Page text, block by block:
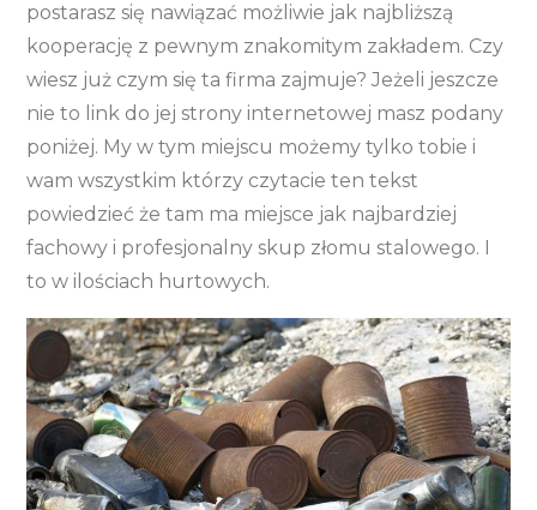
postarasz się nawiązać możliwie jak najbliższą
kooperację z pewnym znakomitym zakładem. Czy
wiesz już czym się ta firma zajmuje? Jeżeli jeszcze
nie to link do jej strony internetowej masz podany
poniżej. My w tym miejscu możemy tylko tobie i
wam wszystkim którzy czytacie ten tekst
powiedzieć że tam ma miejsce jak najbardziej
fachowy i profesjonalny skup złomu stalowego. I
to w ilościach hurtowych.